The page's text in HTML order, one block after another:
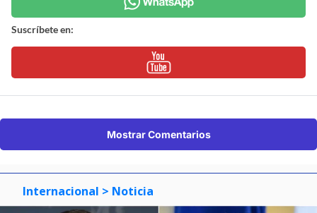
Suscríbete en:
Mostrar Comentarios
Internacional > Noticia